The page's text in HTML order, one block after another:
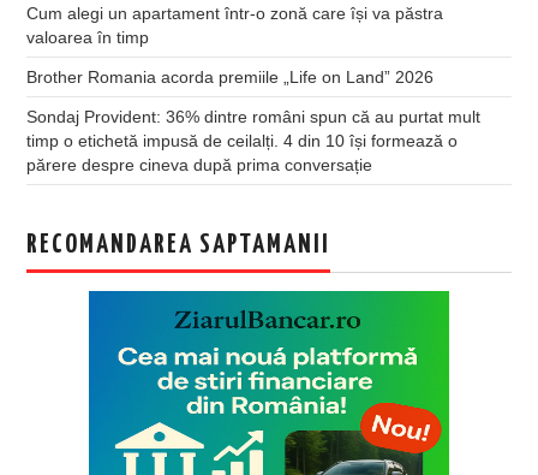
Cum alegi un apartament într-o zonă care își va păstra
valoarea în timp
Brother Romania acorda premiile „Life on Land” 2026
Sondaj Provident: 36% dintre români spun că au purtat mult
timp o etichetă impusă de ceilalți. 4 din 10 își formează o
părere despre cineva după prima conversație
RECOMANDAREA SAPTAMANII